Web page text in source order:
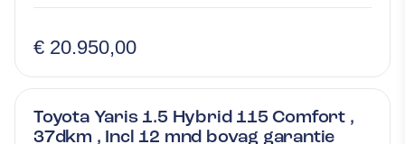
€ 20.950,00
Toyota Yaris 1.5 Hybrid 115 Comfort ,
37dkm , Incl 12 mnd bovag garantie